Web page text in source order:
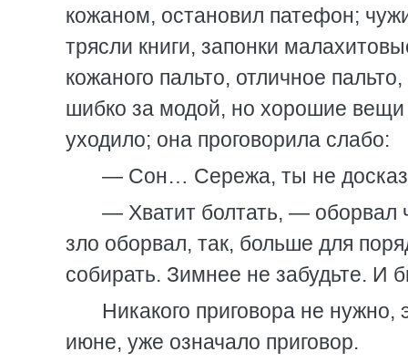
кожаном, остановил патефон;
трясли книги, запонки
кожаного пальто, отличное
шибко за модой, но хорошие
уходило; она проговорила слабо:
— Сон… Сережа, ты не
— Хватит болтать, — оборвал
зло оборвал, так, больше для
собирать. Зимнее не забудьте. И
Никакого приговора не
июне, уже означало приговор.